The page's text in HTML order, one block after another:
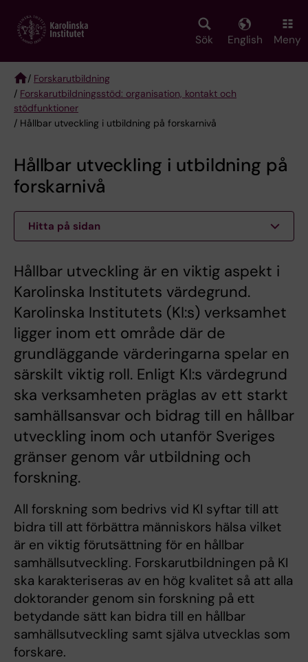
main
Sök English Meny
Breadcrumb
/ Forskarutbildning
/ Forskarutbildningsstöd: organisation, kontakt och
stödfunktioner
/ Hållbar utveckling i utbildning på forskarnivå
Hållbar utveckling i utbildning på
forskarnivå
Hitta på sidan
Hållbar utveckling är en viktig aspekt i
Karolinska Institutets värdegrund.
Karolinska Institutets (KI:s) verksamhet
ligger inom ett område där de
grundläggande värderingarna spelar en
särskilt viktig roll. Enligt KI:s värdegrund
ska verksamheten präglas av ett starkt
samhällsansvar och bidrag till en hållbar
utveckling inom och utanför Sveriges
gränser genom vår utbildning och
forskning.
All forskning som bedrivs vid KI syftar till att
bidra till att förbättra människors hälsa vilket
är en viktig förutsättning för en hållbar
samhällsutveckling. Forskarutbildningen på KI
ska karakteriseras av en hög kvalitet så att alla
doktorander genom sin forskning på ett
betydande sätt kan bidra till en hållbar
samhällsutveckling samt själva utvecklas som
forskare.